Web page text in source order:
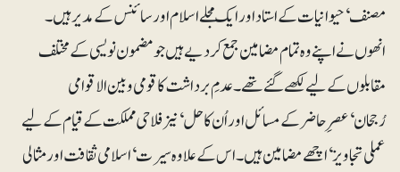
مصنف‘ حیوانیات کے استاد اور ایک مجلے اسلام اور سائنس کے مدیر ہیں۔
انھوں نے اپنے وہ تمام مضامین جمع کر دیے ہیں جو مضمون نویسی کے مختلف
مقابلوں کے لیے لکھے گئے تھے۔ عدمِ برداشت کا قومی و بین الاقوامی
رُجحان‘عصرِحاضر کے مسائل اور اُن کا حل‘ نیز فلاحی مملکت کے قیام کے لیے
عملی تجاویز‘اچھے مضامین ہیں۔ اس کے علاوہ سیرت‘ اسلامی ثقافت اورمثالی